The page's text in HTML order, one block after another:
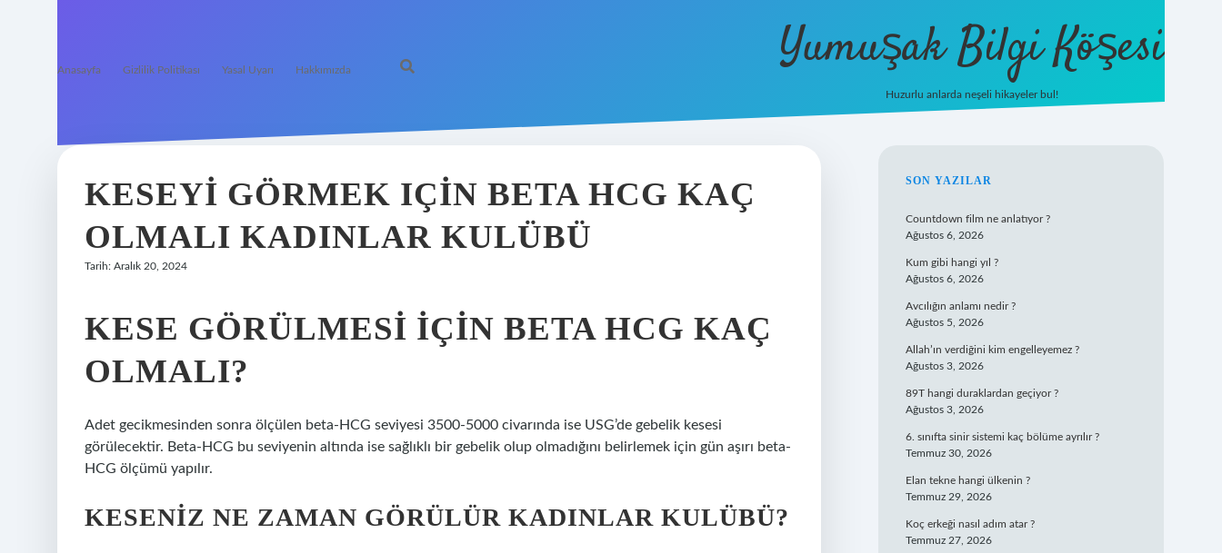
Anasayfa Gizlilik Politikası Yasal Uyarı Hakkımızda Yumuşak Bilgi Köşesi
Huzurlu anlarda neşeli hikayeler bul!
KESEYI GÖRMEK IÇIN BETA HCG KAÇ
OLMALI KADINLAR KULÜBÜ
Tarih: Aralık 20, 2024
KESE GÖRÜLMESI IÇIN BETA HCG KAÇ
OLMALI?
Adet gecikmesinden sonra ölçülen beta-HCG seviyesi 3500-5000 civarında ise USG’de gebelik kesesi
görülecektir. Beta-HCG bu seviyenin altında ise sağlıklı bir gebelik olup olmadığını belirlemek için gün aşırı beta-
HCG ölçümü yapılır.
KESENIZ NE ZAMAN GÖRÜLÜR KADINLAR KULÜBÜ?
SIDEBAR
SON YAZILAR
Countdown film ne anlatıyor ?
Ağustos 6, 2026
Kum gibi hangi yıl ?
Ağustos 6, 2026
Avcılığın anlamı nedir ?
Ağustos 5, 2026
Allah’ın verdiğini kim engelleyemez ?
Ağustos 3, 2026
89T hangi duraklardan geçiyor ?
Ağustos 3, 2026
6. sınıfta sinir sistemi kaç bölüme ayrılır ?
Temmuz 30, 2026
Elan tekne hangi ülkenin ?
Temmuz 29, 2026
Koç erkeği nasıl adım atar ?
Temmuz 27, 2026